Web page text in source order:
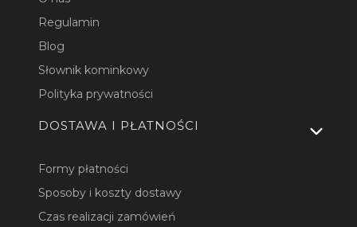
Regulamin
Blog
Słownik kominkowy
Polityka prywatności
DOSTAWA I PŁATNOŚCI
Formy płatności
Sposoby i koszty dostawy
Czas realizacji zamówień